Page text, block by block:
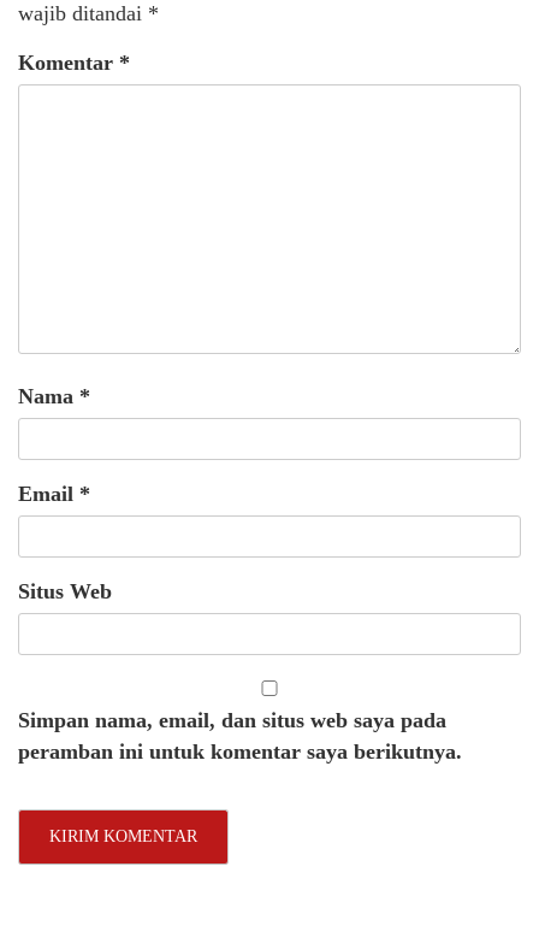
wajib ditandai *
Komentar *
Nama *
Email *
Situs Web
Simpan nama, email, dan situs web saya pada
peramban ini untuk komentar saya berikutnya.